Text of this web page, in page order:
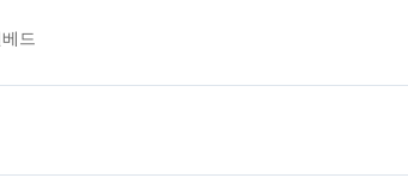
드